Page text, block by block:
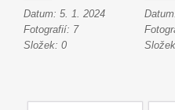
Datum: 5. 1. 2024
Fotografií: 7
Složek: 0